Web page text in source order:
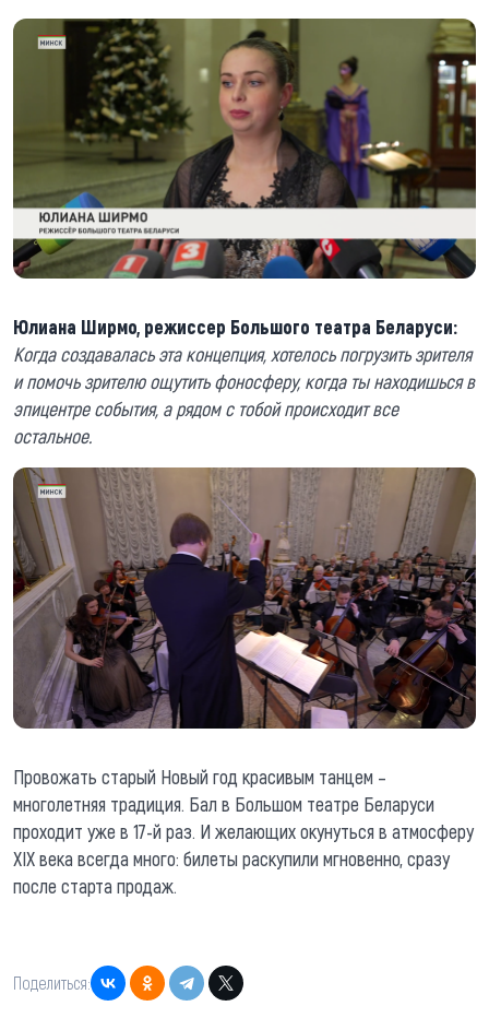
Юлиана Ширмо, режиссер Большого театра Беларуси:
Когда создавалась эта концепция, хотелось погрузить зрителя
и помочь зрителю ощутить фоносферу, когда ты находишься в
эпицентре события, а рядом с тобой происходит все
остальное.
Провожать старый Новый год красивым танцем –
многолетняя традиция. Бал в Большом театре Беларуси
проходит уже в 17-й раз. И желающих окунуться в атмосферу
XIX века всегда много: билеты раскупили мгновенно, сразу
после старта продаж.
Поделиться: